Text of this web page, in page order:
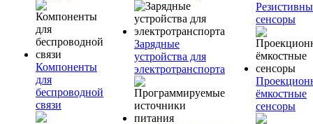
Компоненты
для
беспроводной
связи
Зарядные
устройства для
электротранспорта
сенсоры
ёмкостные
сенсоры